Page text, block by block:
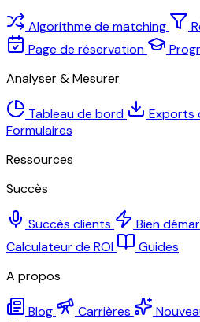
Algorithme de matching
Page de réservation
Analyser & Mesurer
Tableau de bord
Exports
Formulaires
Ressources
Succès
Succès clients Bien
Calculateur de ROI
Guides
A propos
Blog Carrières